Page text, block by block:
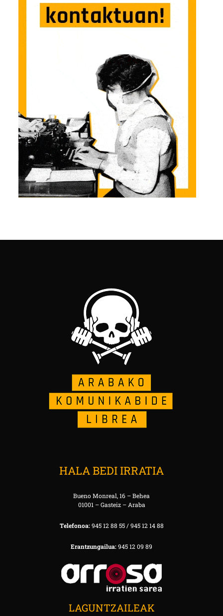
HALA BEDI IRRATIA
Bueno Monreal, 16 – Behea
01001 – Gasteiz – Araba
Telefonoa:945 12 88 55 / 945 12 14 88
Erantzungailua:945 12 09 89
LAGUNTZAILEAK